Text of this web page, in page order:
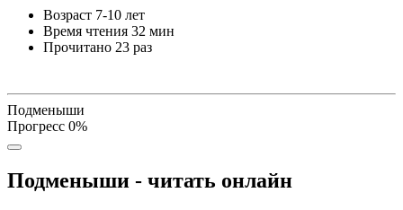
Возраст 7-10 лет
Время чтения 32 мин
Прочитано 23 раз
Подменыши
Прогресс 0%
Подменыши - читать онлайн